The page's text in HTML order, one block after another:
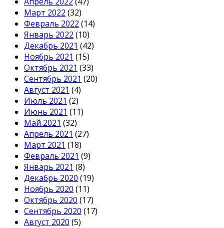
Март 2022 (32)
Февраль 2022 (14)
Январь 2022 (10)
Декабрь 2021 (42)
Ноябрь 2021 (15)
Октябрь 2021 (33)
Сентябрь 2021 (20)
Август 2021 (4)
Июль 2021 (2)
Июнь 2021 (11)
Май 2021 (32)
Апрель 2021 (27)
Март 2021 (18)
Февраль 2021 (9)
Январь 2021 (8)
Декабрь 2020 (19)
Ноябрь 2020 (11)
Октябрь 2020 (17)
Сентябрь 2020 (17)
Август 2020 (5)